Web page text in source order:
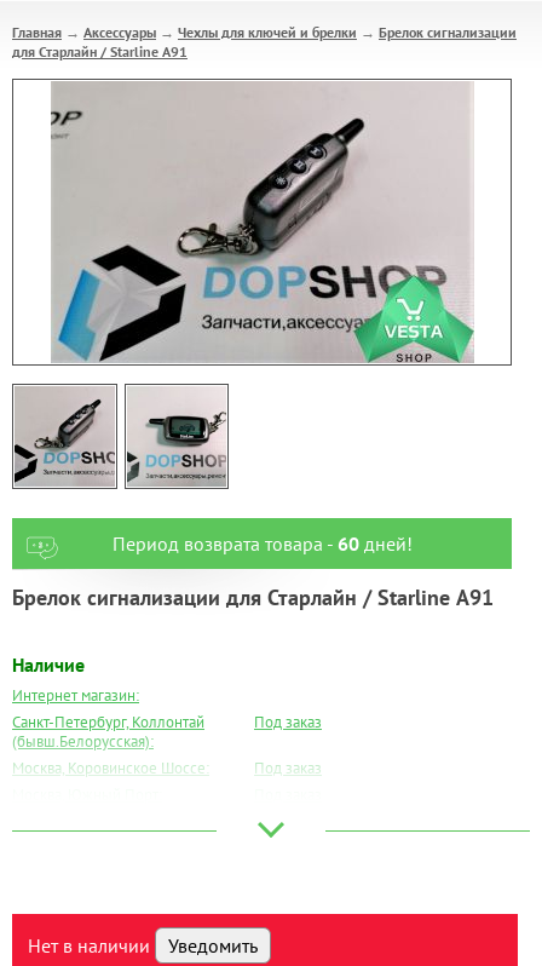
Главная → Аксессуары → Чехлы для ключей и брелки → Брелок сигнализации
для Старлайн / Starline А91
Период возврата товара - 60дней!
Брелок сигнализации для Старлайн / Starline А91
Наличие
Интернет магазин:
Санкт-Петербург, Коллонтай
(бывш.Белорусская):
Под заказ
Москва, Коровинское Шоссе:
Под заказ
Под заказ
Под заказ
Тюмень:
Под заказ
Нет в наличии Уведомить